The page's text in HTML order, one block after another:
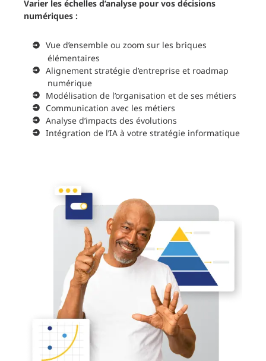
Varier les échelles d’analyse pour vos décisions
numériques :
Vue d’ensemble ou zoom sur les briques
élémentaires
Alignement stratégie d’entreprise et roadmap
numérique
Modélisation de l’organisation et de ses métiers
Communication avec les métiers
Analyse d’impacts des évolutions
Intégration de l’IA à votre stratégie informatique